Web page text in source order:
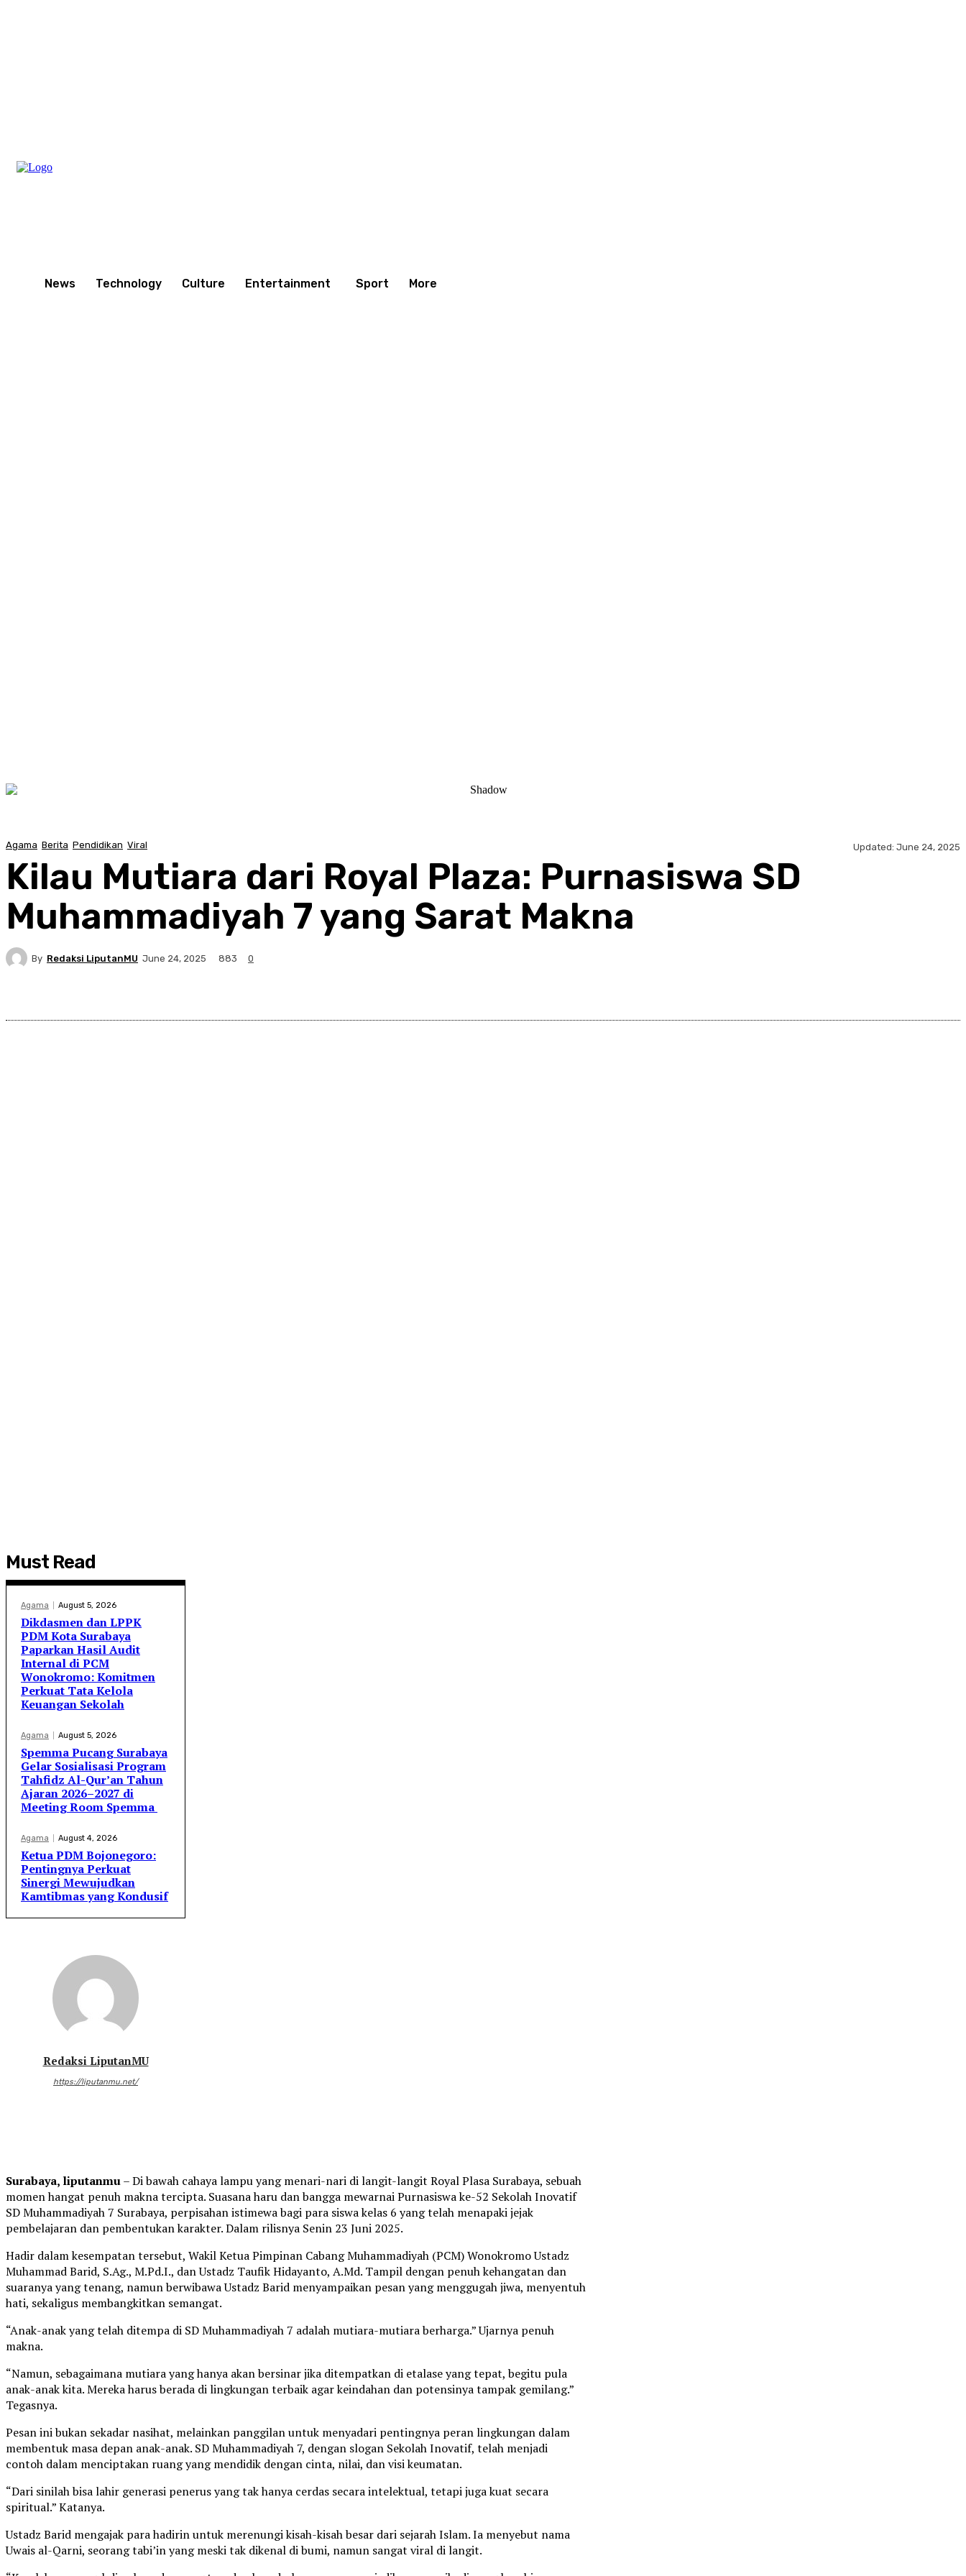
News Technology Culture Entertainment Sport More
Agama Berita Pendidikan Viral Updated: June 24, 2025
Kilau Mutiara dari Royal Plaza: Purnasiswa SD
Muhammadiyah 7 yang Sarat Makna
By Redaksi LiputanMU June 24, 2025 883 0
Must Read
Agama August 5, 2026
Dikdasmen dan LPPK
PDM Kota Surabaya
Paparkan Hasil Audit
Internal di PCM
Wonokromo: Komitmen
Perkuat Tata Kelola
Keuangan Sekolah
Agama August 5, 2026
Spemma Pucang Surabaya
Gelar Sosialisasi Program
Tahfidz Al-Qur’an Tahun
Ajaran 2026–2027 di
Meeting Room Spemma
Agama August 4, 2026
Ketua PDM Bojonegoro:
Pentingnya Perkuat
Sinergi Mewujudkan
Kamtibmas yang Kondusif
Redaksi LiputanMU
https://liputanmu.net/
Surabaya, liputanmu– Di bawah cahaya lampu yang menari-nari di langit-langit Royal Plasa Surabaya, sebuah
momen hangat penuh makna tercipta. Suasana haru dan bangga mewarnai Purnasiswa ke-52 Sekolah Inovatif
SD Muhammadiyah 7 Surabaya, perpisahan istimewa bagi para siswa kelas 6 yang telah menapaki jejak
pembelajaran dan pembentukan karakter. Dalam rilisnya Senin 23 Juni 2025.
Hadir dalam kesempatan tersebut, Wakil Ketua Pimpinan Cabang Muhammadiyah (PCM) Wonokromo Ustadz
Muhammad Barid, S.Ag., M.Pd.I., dan Ustadz Taufik Hidayanto, A.Md. Tampil dengan penuh kehangatan dan
suaranya yang tenang, namun berwibawa Ustadz Barid menyampaikan pesan yang menggugah jiwa, menyentuh
hati, sekaligus membangkitkan semangat.
“Anak-anak yang telah ditempa di SD Muhammadiyah 7 adalah mutiara-mutiara berharga.” Ujarnya penuh
makna.
“Namun, sebagaimana mutiara yang hanya akan bersinar jika ditempatkan di etalase yang tepat, begitu pula
anak-anak kita. Mereka harus berada di lingkungan terbaik agar keindahan dan potensinya tampak gemilang.”
Tegasnya.
Pesan ini bukan sekadar nasihat, melainkan panggilan untuk menyadari pentingnya peran lingkungan dalam
membentuk masa depan anak-anak. SD Muhammadiyah 7, dengan slogan Sekolah Inovatif, telah menjadi
contoh dalam menciptakan ruang yang mendidik dengan cinta, nilai, dan visi keumatan.
“Dari sinilah bisa lahir generasi penerus yang tak hanya cerdas secara intelektual, tetapi juga kuat secara
spiritual.” Katanya.
Ustadz Barid mengajak para hadirin untuk merenungi kisah-kisah besar dari sejarah Islam. Ia menyebut nama
Uwais al-Qarni, seorang tabi’in yang meski tak dikenal di bumi, namun sangat viral di langit.